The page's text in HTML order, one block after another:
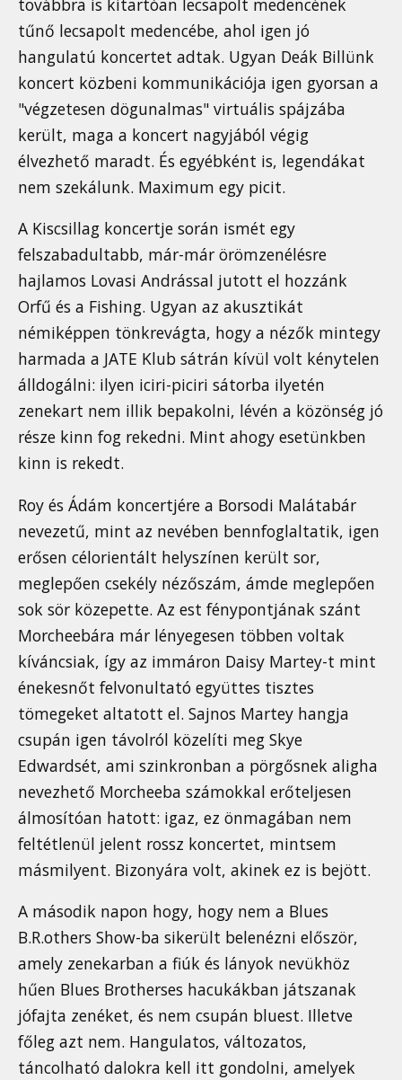
tűnő lecsapolt medencébe, ahol igen jó
hangulatú koncertet adtak. Ugyan Deák Billünk
koncert közbeni kommunikációja igen gyorsan a
"végzetesen dögunalmas" virtuális spájzába
került, maga a koncert nagyjából végig
élvezhető maradt. És egyébként is, legendákat
nem szekálunk. Maximum egy picit.
A Kiscsillag koncertje során ismét egy
felszabadultabb, már-már örömzenélésre
hajlamos Lovasi Andrással jutott el hozzánk
Orfű és a Fishing. Ugyan az akusztikát
némiképpen tönkrevágta, hogy a nézők mintegy
harmada a JATE Klub sátrán kívül volt kénytelen
álldogálni: ilyen iciri-piciri sátorba ilyetén
zenekart nem illik bepakolni, lévén a közönség jó
része kinn fog rekedni. Mint ahogy esetünkben
kinn is rekedt.
Roy és Ádám koncertjére a Borsodi Malátabár
nevezetű, mint az nevében bennfoglaltatik, igen
erősen célorientált helyszínen került sor,
meglepően csekély nézőszám, ámde meglepően
sok sör közepette. Az est fénypontjának szánt
Morcheebára már lényegesen többen voltak
kíváncsiak, így az immáron Daisy Martey-t mint
énekesnőt felvonultató együttes tisztes
tömegeket altatott el. Sajnos Martey hangja
csupán igen távolról közelíti meg Skye
Edwardsét, ami szinkronban a pörgősnek aligha
nevezhető Morcheeba számokkal erőteljesen
álmosítóan hatott: igaz, ez önmagában nem
feltétlenül jelent rossz koncertet, mintsem
másmilyent. Bizonyára volt, akinek ez is bejött.
A második napon hogy, hogy nem a Blues
B.R.others Show-ba sikerült belenézni először,
amely zenekarban a fiúk és lányok nevükhöz
hűen Blues Brotherses hacukákban játszanak
jófajta zenéket, és nem csupán bluest. Illetve
főleg azt nem. Hangulatos, változatos,
táncolható dalokra kell itt gondolni, amelyek